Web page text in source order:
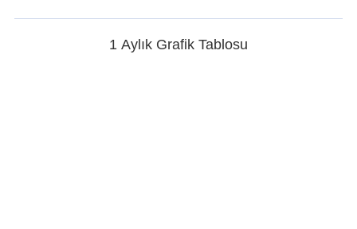
1 Aylık Grafik Tablosu